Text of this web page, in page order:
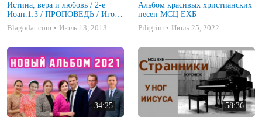
Истина, вера и любовь / 2-е
Иоан.1:3 / ПРОПОВЕДЬ / Игорь
Цыба
Blagodat.com Июль 13, 2013
Альбом красивых христианских
песен МСЦ ЕХБ
Piligrim
Июль 25, 2022
34:25 58:36